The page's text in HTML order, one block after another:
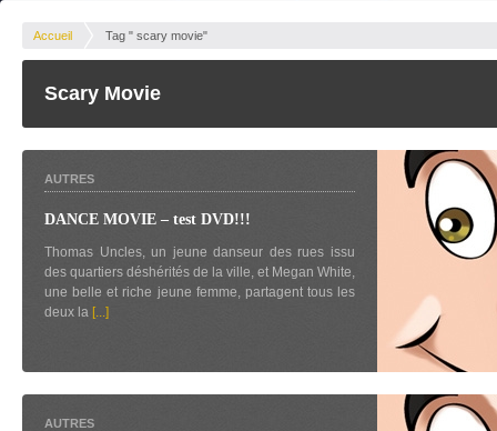
Accueil Tag " scary movie"
Scary Movie
AUTRES
DANCE MOVIE – test DVD!!!
Thomas Uncles, un jeune danseur des rues issu
des quartiers déshérités de la ville, et Megan White,
une belle et riche jeune femme, partagent tous les
deux la [...]
AUTRES